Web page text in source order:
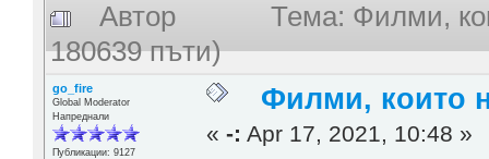
Автор
Тема: Филми,
180639 пъти)
go_fire
Global Moderator
Напреднали
Публикации: 9127
Филми, които
«-: Apr 17, 2021, 10:48 »